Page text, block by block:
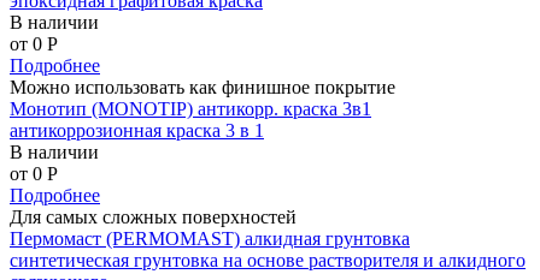
В наличии
от 0 P
Подробнее
Можно использовать как финишное покрытие
Монотип (MONOTIP) антикорр. краска 3в1
антикоррозионная краска 3 в 1
В наличии
от 0 P
Подробнее
Для самых сложных поверхностей
Пермомаст (PERMOMAST) алкидная грунтовка
синтетическая грунтовка на основе растворителя и алкидного